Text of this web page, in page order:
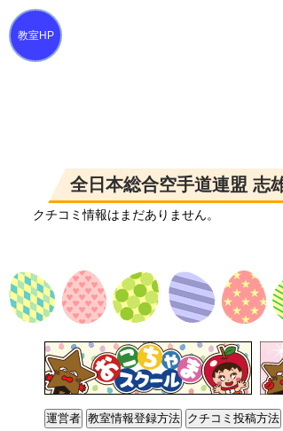
全日本総合空手道連盟 志
クチコミ情報はまだありません。